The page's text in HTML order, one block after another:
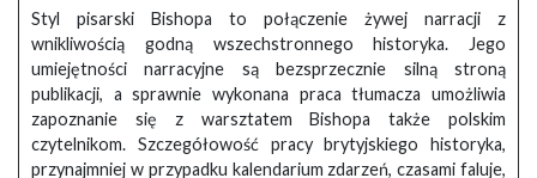
Styl pisarski Bishopa to połączenie żywej narracji z
wnikliwością godną wszechstronnego historyka. Jego
umiejętności narracyjne są bezsprzecznie silną stroną
publikacji, a sprawnie wykonana praca tłumacza umożliwia
zapoznanie się z warsztatem Bishopa także polskim
czytelnikom. Szczegółowość pracy brytyjskiego historyka,
przynajmniej w przypadku kalendarium zdarzeń, czasami faluje,